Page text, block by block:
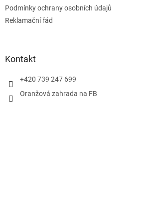
Podmínky ochrany osobních údajů
Reklamační řád
Kontakt
+420 739 247 699
Oranžová zahrada na FB